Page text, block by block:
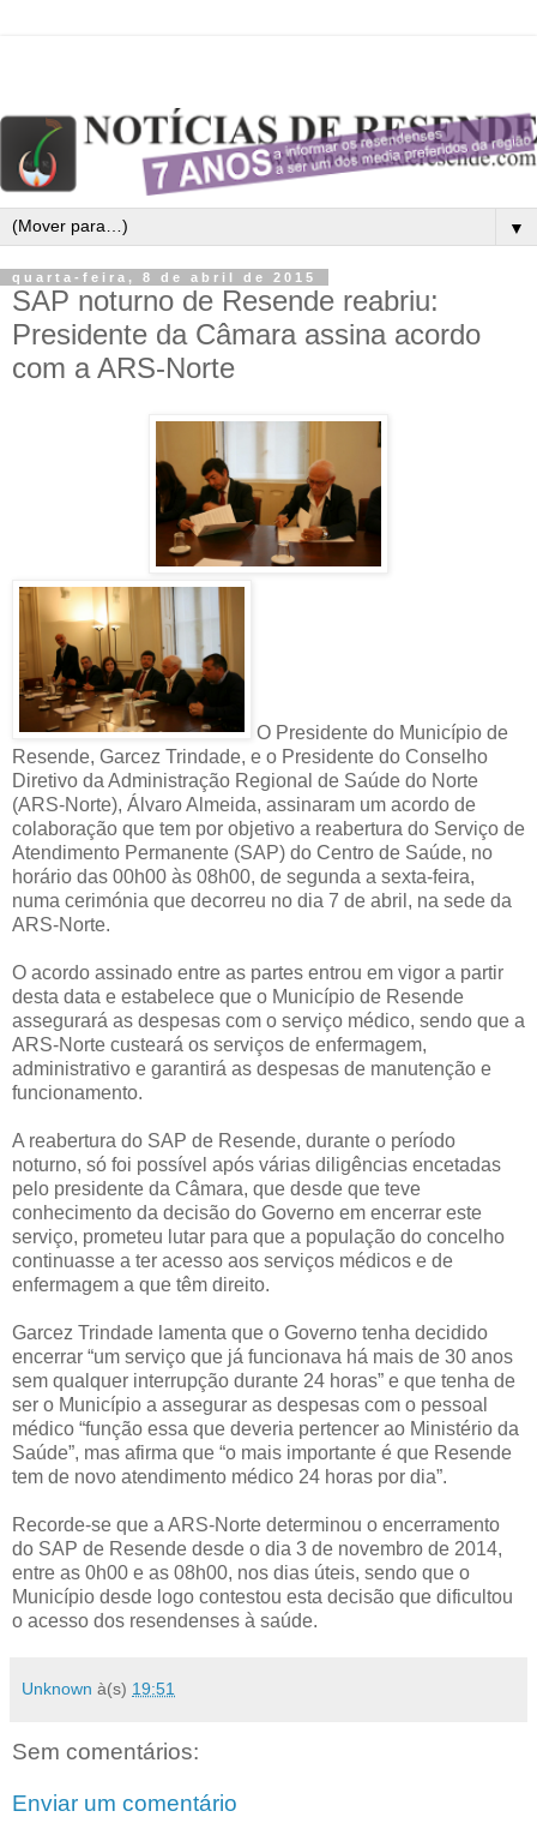
▼
quarta-feira, 8 de abril de 2015
SAP noturno de Resende reabriu:
Presidente da Câmara assina acordo
com a ARS-Norte
O Presidente do Município de
Resende, Garcez Trindade, e o Presidente do Conselho
Diretivo da Administração Regional de Saúde do Norte
(ARS-Norte), Álvaro Almeida, assinaram um acordo de
colaboração que tem por objetivo a reabertura do Serviço de
Atendimento Permanente (SAP) do Centro de Saúde, no
horário das 00h00 às 08h00, de segunda a sexta-feira,
numa cerimónia que decorreu no dia 7 de abril, na sede da
ARS-Norte.
O acordo assinado entre as partes entrou em vigor a partir
desta data e estabelece que o Município de Resende
assegurará as despesas com o serviço médico, sendo que a
ARS-Norte custeará os serviços de enfermagem,
administrativo e garantirá as despesas de manutenção e
funcionamento.
A reabertura do SAP de Resende, durante o período
noturno, só foi possível após várias diligências encetadas
pelo presidente da Câmara, que desde que teve
conhecimento da decisão do Governo em encerrar este
serviço, prometeu lutar para que a população do concelho
continuasse a ter acesso aos serviços médicos e de
enfermagem a que têm direito.
Garcez Trindade lamenta que o Governo tenha decidido
encerrar “um serviço que já funcionava há mais de 30 anos
sem qualquer interrupção durante 24 horas” e que tenha de
ser o Município a assegurar as despesas com o pessoal
médico “função essa que deveria pertencer ao Ministério da
Saúde”, mas afirma que “o mais importante é que Resende
tem de novo atendimento médico 24 horas por dia”.
Recorde-se que a ARS-Norte determinou o encerramento
do SAP de Resende desde o dia 3 de novembro de 2014,
entre as 0h00 e as 08h00, nos dias úteis, sendo que o
Município desde logo contestou esta decisão que dificultou
o acesso dos resendenses à saúde.
Unknown à(s) 19:51
Sem comentários:
Enviar um comentário